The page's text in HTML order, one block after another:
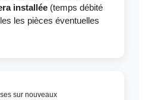
installée (temps débité
les pièces éventuelles